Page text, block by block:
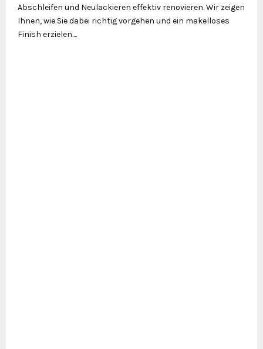
Abschleifen und Neulackieren effektiv renovieren. Wir zeigen
Ihnen, wie Sie dabei richtig vorgehen und ein makelloses
Finish erzielen....